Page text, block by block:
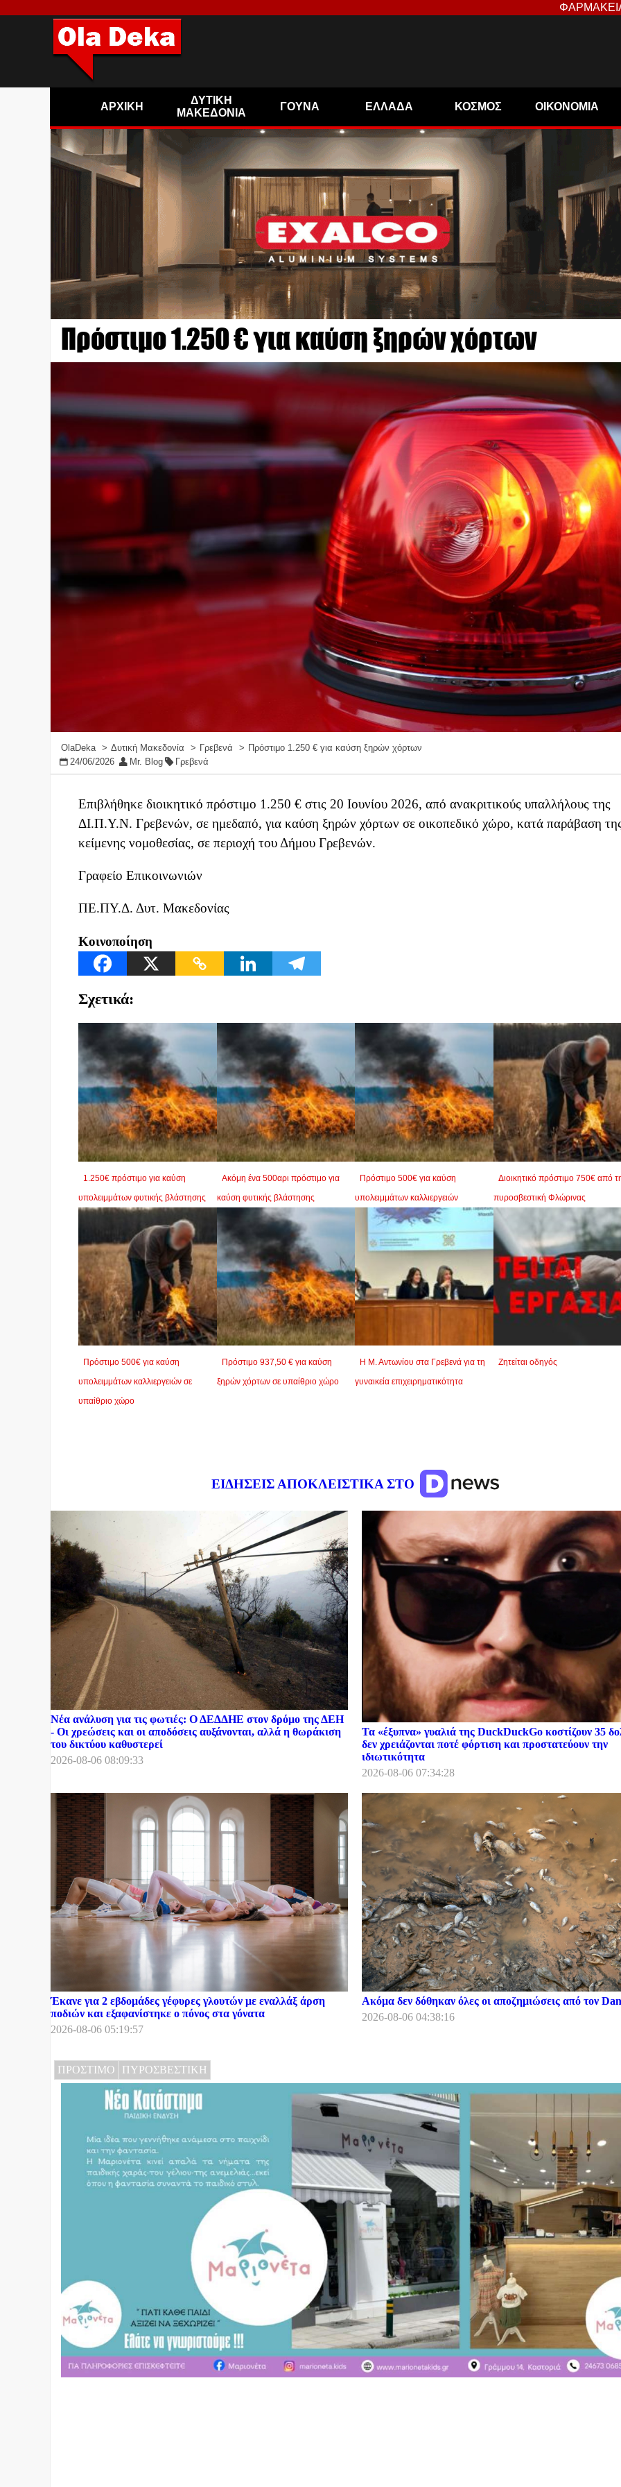
ΑΡΧΙΚΗ
ΔΥΤΙΚΗ
ΜΑΚΕΔΟΝΙΑ
ΓΟΥΝΑ ΕΛΛΑΔΑ ΚΟΣΜΟΣ ΟΙΚΟΝΟΜΙΑ
Πρόστιμο 1.250 € για καύση ξηρών χόρτων
OlaDeka Δυτική Μακεδονία Γρεβενά
Πρόστιμο 1.250 € για καύση ξηρών χόρτων
24/06/2026
Mr. Blog Γρεβενά
Επιβλήθηκε διοικητικό πρόστιμο 1.250 € στις 20 Ιουνίου 2026, από ανακριτικούς υπαλλήλους της
ΔΙ.Π.Υ.Ν. Γρεβενών, σε ημεδαπό, για καύση ξηρών χόρτων σε οικοπεδικό χώρο, κατά παράβαση
κείμενης νομοθεσίας, σε περιοχή του Δήμου Γρεβενών.
Γραφείο Επικοινωνιών
ΠΕ.ΠΥ.Δ. Δυτ. Μακεδονίας
Κοινοποίηση
Σχετικά:
1.250€ πρόστιμο για καύση
υπολειμμάτων φυτικής βλάστησης
Ακόμη ένα 500αρι πρόστιμο για
καύση φυτικής βλάστησης
Πρόστιμο 500€ για καύση
υπολειμμάτων καλλιεργειών
Διοικητικό πρόστιμο 750€ από
πυροσβεστική Φλώρινας
Πρόστιμο 500€ για καύση
υπολειμμάτων καλλιεργειών σε
υπαίθριο χώρο
Πρόστιμο 937,50 € για καύση
ξηρών χόρτων σε υπαίθριο χώρο
Η Μ. Αντωνίου στα Γρεβενά για τη
γυναικεία επιχειρηματικότητα
Ζητείται οδηγός
ΕΙΔΗΣΕΙΣ ΑΠΟΚΛΕΙΣΤΙΚΑ ΣΤΟ
Νέα ανάλυση για τις φωτιές: Ο ΔΕΔΔΗΕ στον δρόμο της ΔΕΗ
- Οι χρεώσεις και οι αποδόσεις αυξάνονται, αλλά η θωράκιση
του δικτύου καθυστερεί
2026-08-06 08:09:33
Τα «έξυπνα» γυαλιά της DuckDuckGo κοστίζουν 35
δεν χρειάζονται ποτέ φόρτιση και προστατεύουν την
ιδιωτικότητα
2026-08-06 07:34:28
Έκανε για 2 εβδομάδες γέφυρες γλουτών με εναλλάξ άρση
ποδιών και εξαφανίστηκε ο πόνος στα γόνατα
2026-08-06 05:19:57
Ακόμα δεν δόθηκαν όλες οι αποζημιώσεις από τον
2026-08-06 04:38:16
ΠΡΟΣΤΙΜΟ ΠΥΡΟΣΒΕΣΤΙΚΗ